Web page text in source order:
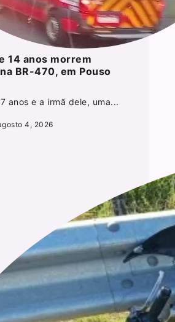
14 anos morrem
BR-470, em Pouso
anos e a irmã dele, uma...
4, 2026